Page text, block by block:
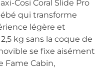
Cosi Coral Slide Pro
qui transforme
légère et
kg sans la coque de
se fixe aisément
Fame Cabin,